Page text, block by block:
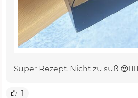
Super Rezept. Nicht zu süß 😍👍🏻
1